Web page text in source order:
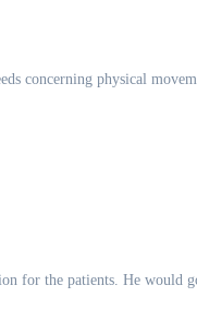
concerning physical
for the patients. He would